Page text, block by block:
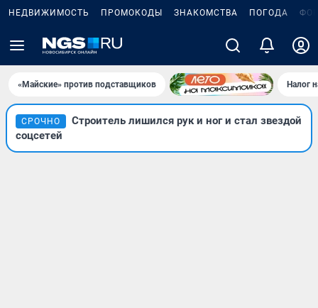
НЕДВИЖИМОСТЬ ПРОМОКОДЫ ЗНАКОМСТВА ПОГОДА
«Майские» против подставщиков Налог
СРОЧНО
Строитель лишился рук и ног и стал звездой
соцсетей